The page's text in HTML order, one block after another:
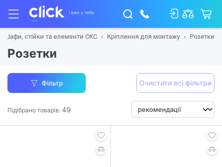
Шафи, стійки та елементи СКС Кріплення для монтажу Розетки
Розетки
Фільтр Очистити всі фільтри
Підібрано товарів: 49